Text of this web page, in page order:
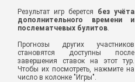
Результат игр берется без учёта
дополнительного времени и
послематчевых булитов.
Прогнозы других участников
становятся доступны после
завершения ставок на этот тур.
Чтобы их посмотреть, нажмите на
число в колонке "Игры".